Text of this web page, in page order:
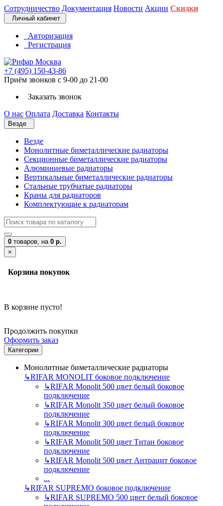
Сотрудничество Документация Новости Акции Скидки
Личный кабинет
Авторизация
Регистрация
+7 (495) 150-43-86
Приём звонков с 9-00 до 21-00
Заказать звонок
О нас Оплата Доставка Контакты
Везде
Везде
Монолитные биметаллические радиаторы
Секционные биметаллические радиаторы
Алюминиевые радиаторы
Вертикальные биметаллические радиаторы
Стальные трубчатые радиаторы
Краны для радиаторов
Комплектующие к радиаторам
0 товаров, на 0 р.
×
Корзина покупок
В корзине пусто!
Продолжить покупки
Оформить заказ
Категории
Монолитные биметаллические радиаторы
↳RIFAR MONOLIT боковое подключение
↳RIFAR Monolit 500 цвет белый боковое
подключение
↳RIFAR Monolit 350 цвет белый боковое
подключение
↳RIFAR Monolit 300 цвет белый боковое
подключение
↳RIFAR Monolit 500 цвет Титан боковое
подключение
↳RIFAR Monolit 500 цвет Антрацит боковое
подключение
...
↳RIFAR SUPREMO боковое подключение
↳RIFAR SUPREMO 500 цвет белый боковое